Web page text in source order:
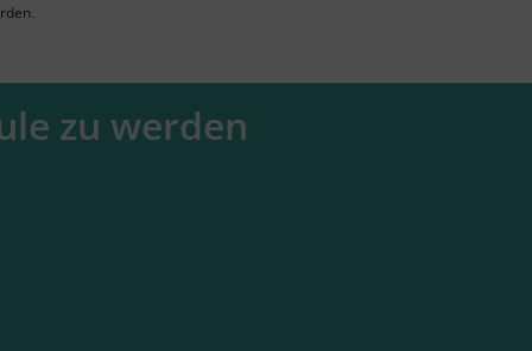
zu werden